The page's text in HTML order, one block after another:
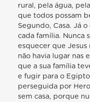
rural, pela água,
que todos possam
Segundo, Casa. Já
cada família. Nunca
esquecer que
não havia lugar nas
que a sua família
e fugir para o
perseguida por
sem casa, porque